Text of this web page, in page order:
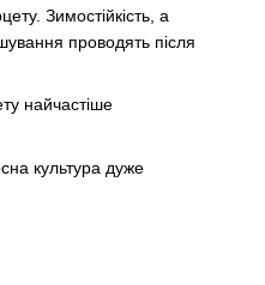
Зимостійкість, а
проводять після
найчастіше
культура дуже